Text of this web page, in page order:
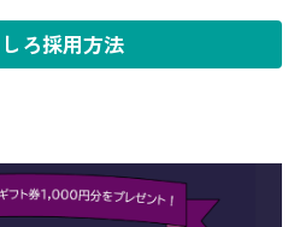
ろ採用方法